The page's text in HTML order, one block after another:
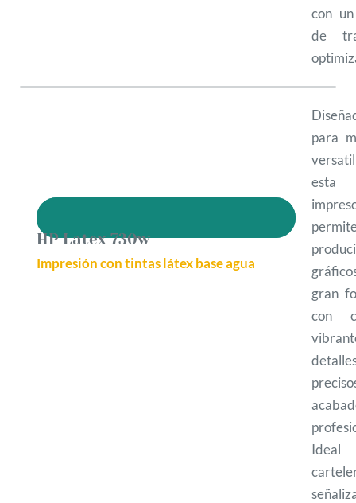
con
de
HP Latex 730w
Impresión con tintas látex base agua
para
esta
gran
con
Ideal